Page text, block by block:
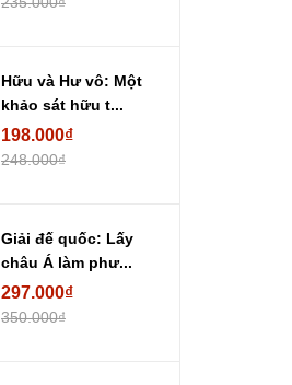
Hữu và Hư vô: Một
khảo sát hữu t...
198.000₫
248.000₫
Giải đế quốc: Lấy
châu Á làm phư...
297.000₫
350.000₫